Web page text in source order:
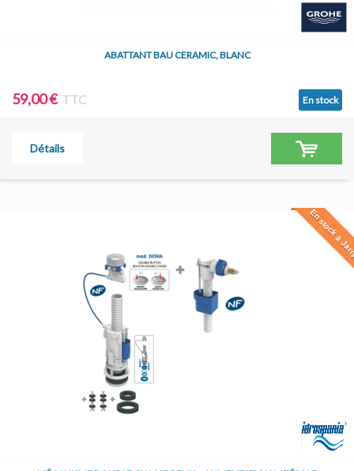
ABATTANT BAU CERAMIC, BLANC
59,00 € TTC En stock
Détails
En stock à